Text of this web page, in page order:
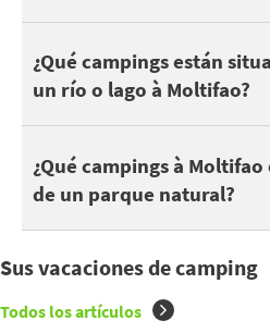
¿Qué campings están
un río o lago à Moltifao?
Puedes encontrar 3 campings à
¿Qué campings à Moltifao
de un parque natural?
Estar cerca de un parque
Sus vacaciones de camping
Todos los artículos